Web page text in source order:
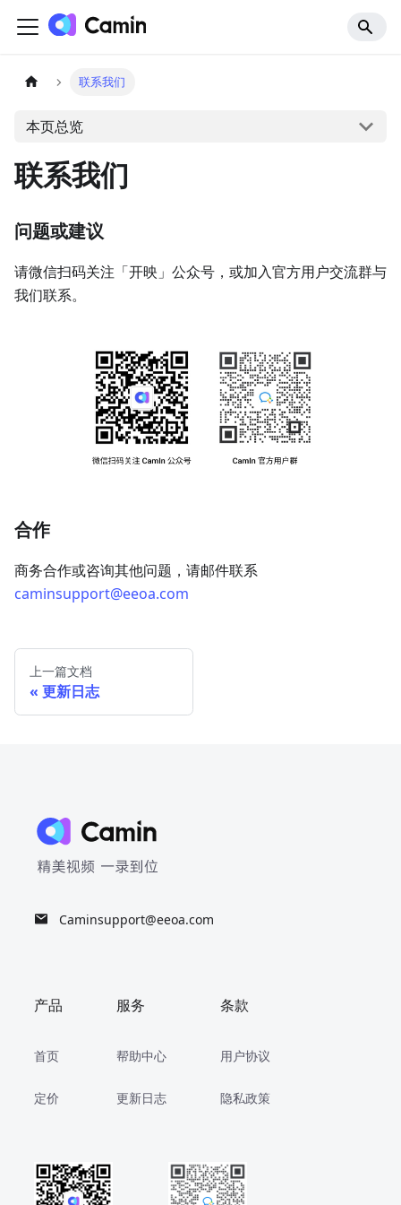
联系我们
本页总览
联系我们
问题或建议
请微信扫码关注「开映」公众号，或加入官方用户交流群与
我们联系。
合作
商务合作或咨询其他问题，请邮件联系
caminsupport@eeoa.com
上一篇文档
更新日志
Caminsupport@eeoa.com
产品
首页
定价
服务
帮助中心
更新日志
条款
用户协议
隐私政策